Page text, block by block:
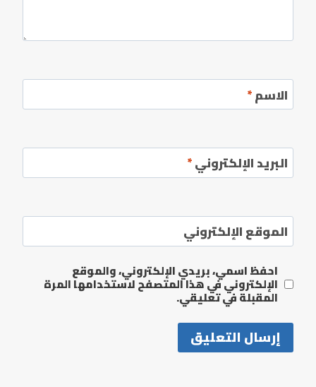
الاسم*
البريد الإلكتروني*
الموقع الإلكتروني
احفظ اسمي، بريدي الإلكتروني، والموقع
الإلكتروني في هذا المتصفح لاستخدامها المرة
المقبلة في تعليقي.